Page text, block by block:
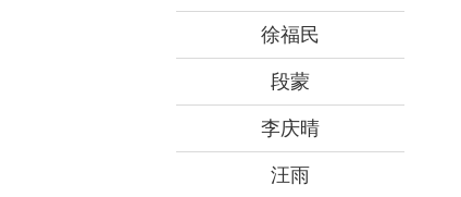
徐福民
段蒙
李庆晴
汪雨